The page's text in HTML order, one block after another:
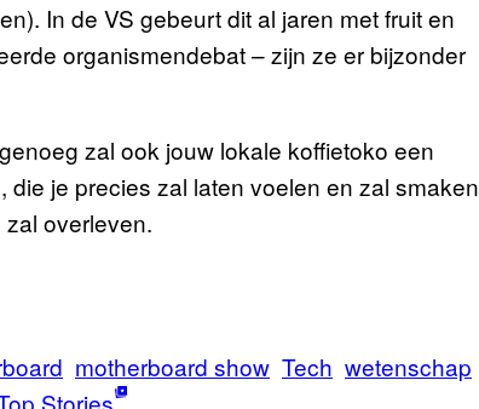
In de VS gebeurt dit al jaren met fruit en
organismendebat – zijn ze er bijzonder
zal ook jouw lokale koffietoko een
je precies zal laten voelen en zal smaken
overleven.
motherboard show Tech wetenschap